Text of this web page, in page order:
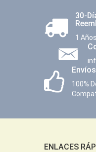
30-
1
100%
ENLACES